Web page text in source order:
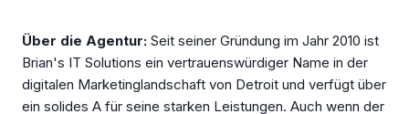
Über die Agentur: Seit seiner Gründung im Jahr 2010 ist
Brian's IT Solutions ein vertrauenswürdiger Name in der
digitalen Marketinglandschaft von Detroit und verfügt über
ein solides A für seine starken Leistungen. Auch wenn der